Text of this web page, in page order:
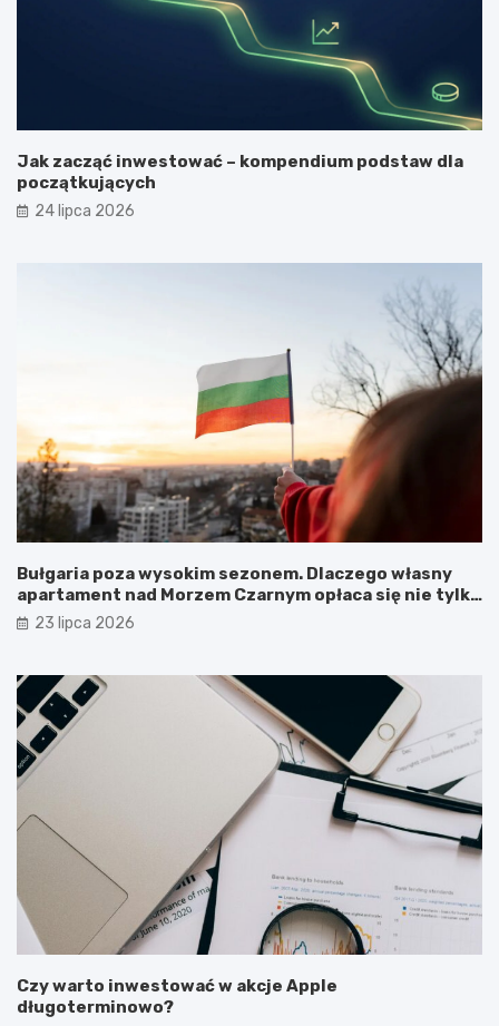
Jak zacząć inwestować – kompendium podstaw dla
początkujących
24 lipca 2026
Bułgaria poza wysokim sezonem. Dlaczego własny
apartament nad Morzem Czarnym opłaca się nie tylko
latem?
23 lipca 2026
Czy warto inwestować w akcje Apple
długoterminowo?